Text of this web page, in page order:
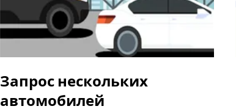
Запрос нескольких
автомобилей